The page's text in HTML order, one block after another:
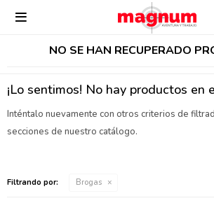

NO SE HAN RECUPERADO
¡Lo sentimos! No hay productos en
Inténtalo nuevamente con otros criterios de
secciones de nuestro catálogo.
Filtrando por: Brogas